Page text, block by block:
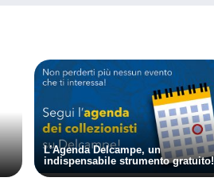
L’Agenda Delcampe, un
indispensabile strumento gratuito!